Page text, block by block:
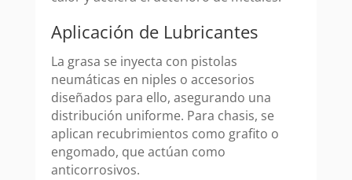
Aplicación de Lubricantes
La grasa se inyecta con pistolas
neumáticas en niples o accesorios
diseñados para ello, asegurando una
distribución uniforme. Para chasis, se
aplican recubrimientos como grafito o
engomado, que actúan como
anticorrosivos.